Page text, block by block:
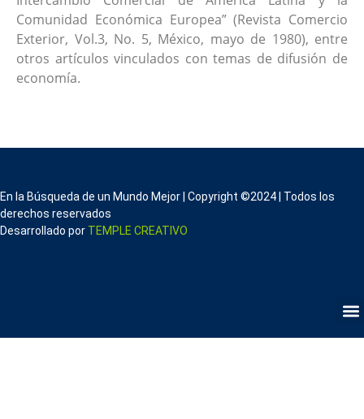
Comunidad Económica Europea” (Revista Comercio
Exterior, Vol.3, No. 5, México, mayo de 1980), entre
otros artículos vinculados con temas de difusión de
economía.
En la Búsqueda de un Mundo Mejor | Copyright ©2024 | Todos los
derechos reservados
Desarrollado por TEMPLE CREATIVO